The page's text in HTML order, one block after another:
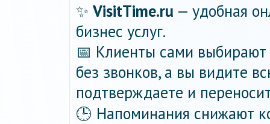
✨ VisitTime.ru — удобная
бизнес услуг.
📅 Клиенты сами
без звонков, а вы видите
подтверждаете и
🕒 Напоминания снижают